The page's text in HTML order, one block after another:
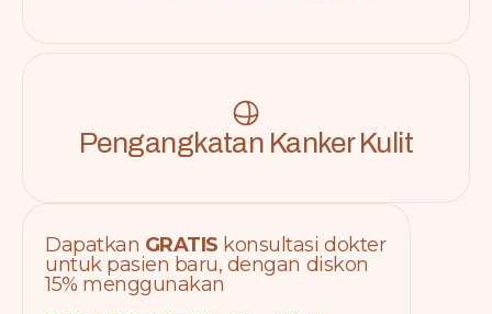
Pengangkatan Kanker Kulit
Dapatkan GRATIS konsultasi dokter
untuk pasien baru, dengan diskon
15% menggunakan